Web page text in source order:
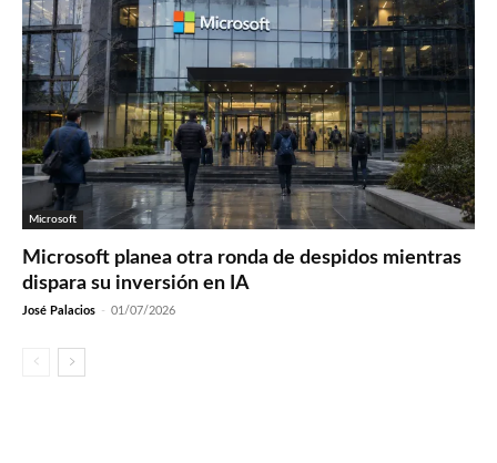
Microsoft
Microsoft planea otra ronda de despidos mientras
dispara su inversión en IA
José Palacios - 01/07/2026